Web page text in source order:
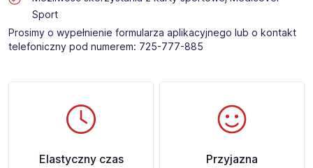
Sport
Prosimy o wypełnienie formularza aplikacyjnego lub o kontakt
telefoniczny pod numerem: 725-777-885​
Elastyczny czas
Przyjazna